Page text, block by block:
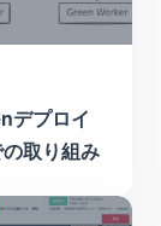
デプロイ
取り組み